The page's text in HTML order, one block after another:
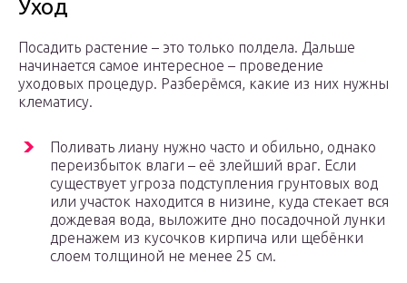
Уход
Посадить растение – это только полдела. Дальше
начинается самое интересное – проведение
уходовых процедур. Разберёмся, какие из них нужны
клематису.
Поливать лиану нужно часто и обильно, однако
переизбыток влаги – её злейший враг. Если
существует угроза подступления грунтовых вод
или участок находится в низине, куда стекает вся
дождевая вода, выложите дно посадочной лунки
дренажем из кусочков кирпича или щебёнки
слоем толщиной не менее 25 см.